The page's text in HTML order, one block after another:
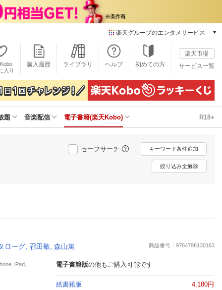
楽天グループのエンタメサービス
本/ゲーム/CD/DVD
楽天ブックス
電子書籍
楽天Kobo
雑誌読み放題
楽天ミュージック
動画配信
楽天TV
動画配信ガイド
推し楽
入り
購入履歴 ライブラリ ヘルプ 初めての方
楽天市場
サービス一覧
題 音楽配信 電子書籍(楽天Kobo) R18+
セーフサーチ キーワード条件追加
絞り込み全解除
ローグ, 召田敬, 森山篤 商品番号：9784798130163
iPad,
電子書籍版の他もご購入可能です
紙書籍版 4,180円